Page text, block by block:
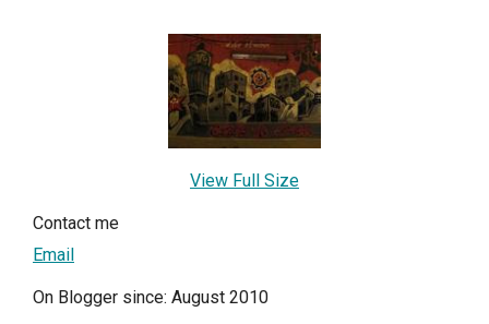
View Full Size
Contact me
Email
On Blogger since: August 2010